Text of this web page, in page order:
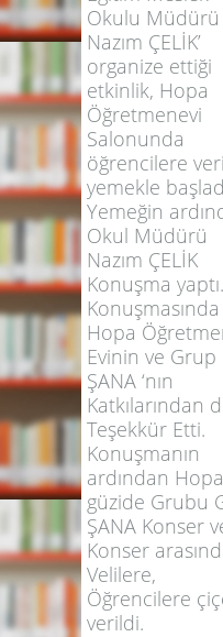
Okulu Müdürü
Nazım ÇELİK’
organize ettiği
etkinlik, Hopa
Öğretmenevi
Salonunda
öğrencilere
yemekle
Yemeğin
Okul Müdürü
Nazım ÇELİK
Konuşma yaptı.
Konuşmasında
Hopa
Evinin ve Grup
ŞANA ‘nın
Katkılarından
Teşekkür Etti.
Konuşmanın
ardından
güzide Grubu
ŞANA Konser
Konser
Velilere,
Öğrencilere
verildi.